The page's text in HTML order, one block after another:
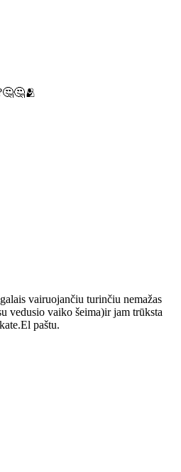
vairuojančiu turinčiu nemažas
vedusio vaiko šeima)ir jam trūksta
paštu.